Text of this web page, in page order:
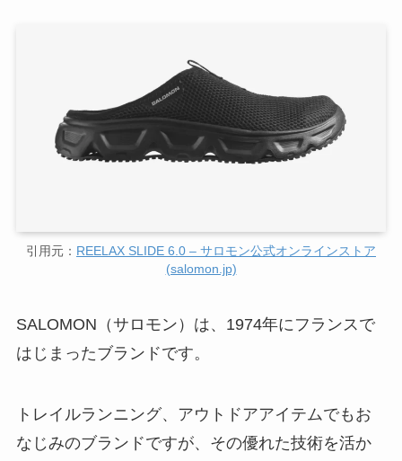
引用元： REELAX SLIDE 6.0 – サロモン公式オンラインストア
(salomon.jp)
SALOMON（サロモン）は、1974年にフランスで
はじまったブランドです。
トレイルランニング、アウトドアアイテムでもお
なじみのブランドですが、その優れた技術を活か